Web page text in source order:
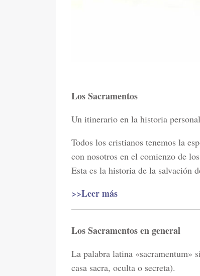
Los Sacramentos
Un itinerario en la historia
Todos los cristianos tenemos la
con nosotros en el comienzo de
Esta es la historia de la salvación
>>Leer más
Los Sacramentos en general
La palabra latina «sacramentum»
casa sacra, oculta o secreta).